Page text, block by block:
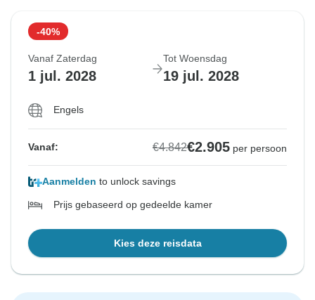
-40%
Vanaf Zaterdag
1 jul. 2028
Tot Woensdag
19 jul. 2028
Engels
Vanaf: €4.842€2.905 per persoon
Aanmelden to unlock savings
Prijs gebaseerd op gedeelde kamer
Kies deze reisdata